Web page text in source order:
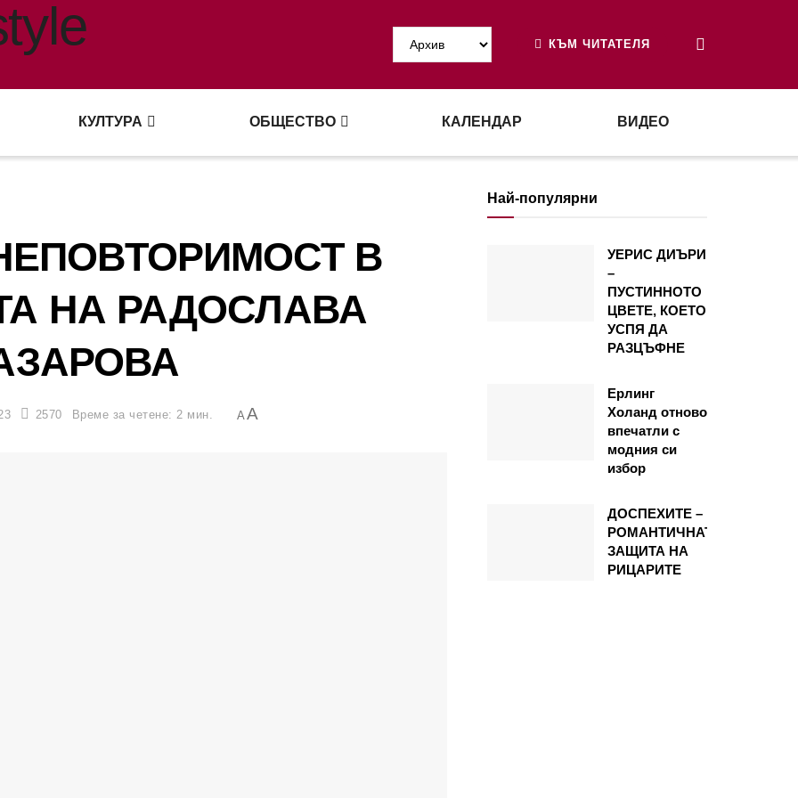
КЪМ ЧИТАТЕЛЯ
КУЛТУРА ОБЩЕСТВО КАЛЕНДАР ВИДЕО
В
НА РАДОСЛАВА
2570 Време за четене: 2 мин. AA
Най-популярни
УЕРИС ДИЪРИ
–
ПУСТИННОТО
ЦВЕТЕ, КОЕТО
УСПЯ ДА
РАЗЦЪФНЕ
Ерлинг
Холанд отново
впечатли с
модния си
избор
ДОСПЕХИТЕ –
РОМАНТИЧНАТА
ЗАЩИТА НА
РИЦАРИТЕ